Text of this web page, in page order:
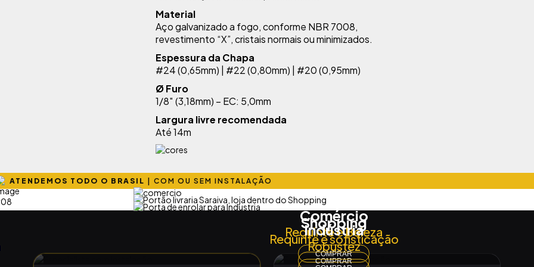
Material
Aço galvanizado a fogo, conforme NBR 7008,
revestimento “X”, cristais normais ou minimizados.
Espessura da Chapa
#24 (0,65mm) | #22 (0,80mm) | #20 (0,95mm)
Ø Furo
1/8″ (3,18mm) – EC: 5,0mm
Largura livre recomendada
Até 14m
ATENDEMOS TODO O BRASIL COM OU SEM INSTALAÇÃO
Comércio
Requinte e Beleza
COMPRAR
Shopping
Requinte e sofisticação
COMPRAR
Indústria
Robustez